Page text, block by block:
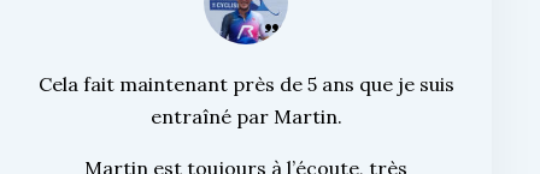
Cela fait maintenant près de 5 ans que je suis
entraîné par Martin.
Martin est toujours à l’écoute, très